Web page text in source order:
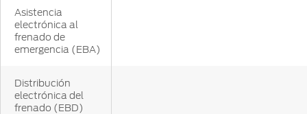
Asistencia
electrónica al
frenado de
emergencia (EBA)
Distribución
electrónica del
frenado (EBD)